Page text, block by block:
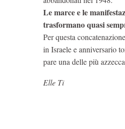
Le marce e le
trasformano quasi
Per questa
in Israele e anniversario
pare una delle più
Elle Ti